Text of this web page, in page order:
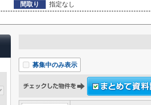
間取り
指定なし
募集中のみ表示